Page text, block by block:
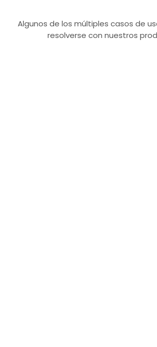
Algunos de los múltiples casos de
resolverse con nuestros